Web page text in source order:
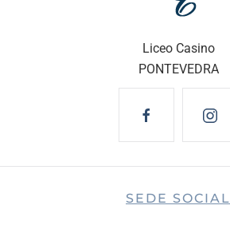
Liceo Casino
PONTEVEDRA
SEDE SOCIAL